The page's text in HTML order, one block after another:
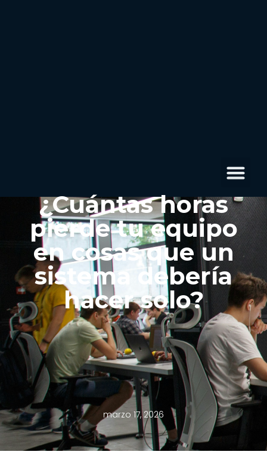
¿Cuántas horas
pierde tu equipo
en cosas que un
sistema debería
hacer solo?
marzo 17, 2026